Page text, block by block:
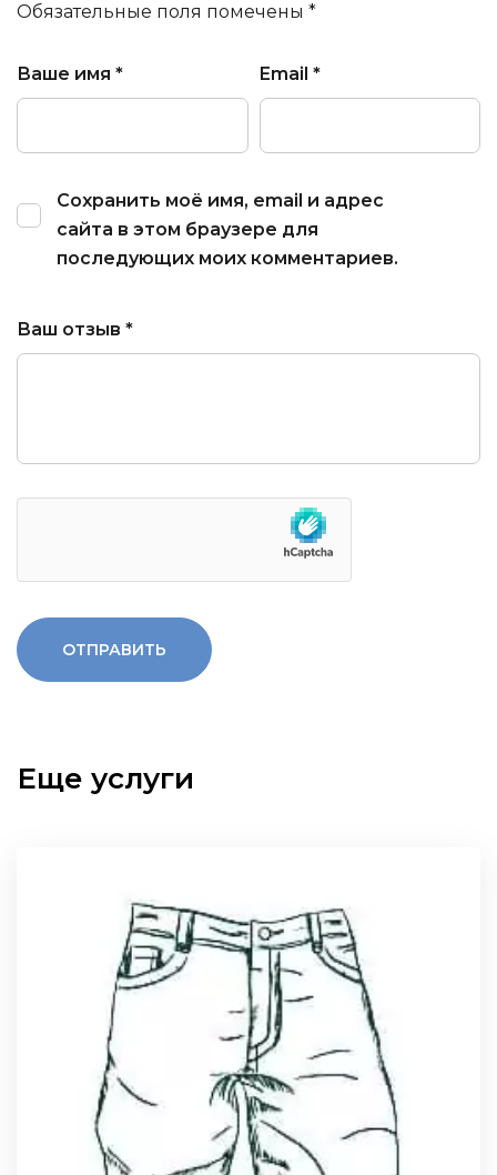
Обязательные поля помечены *
Ваше имя * Email *
Сохранить моё имя, email и адрес
сайта в этом браузере для
последующих моих комментариев.
Ваш отзыв *
Еще услуги